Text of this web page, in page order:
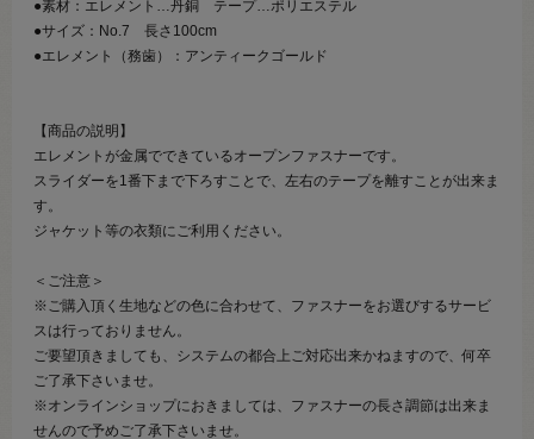
●素材：エレメント…丹銅 テープ…ポリエステル
●サイズ：No.7 長さ100cm
●エレメント（務歯）：アンティークゴールド
【商品の説明】
エレメントが金属でできているオープンファスナーです。
スライダーを1番下まで下ろすことで、左右のテープを離すことが出来ま
す。
ジャケット等の衣類にご利用ください。
＜ご注意＞
※ご購入頂く生地などの色に合わせて、ファスナーをお選びするサービ
スは行っておりません。
ご要望頂きましても、システムの都合上ご対応出来かねますので、何卒
ご了承下さいませ。
※オンラインショップにおきましては、ファスナーの長さ調節は出来ま
せんので予めご了承下さいませ。